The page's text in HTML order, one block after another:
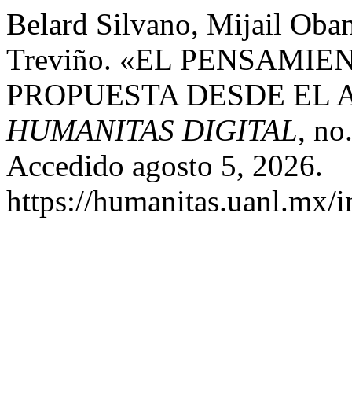
Belard Silvano, Mijail
Treviño. «EL
PROPUESTA DESDE EL
HUMANITAS DIGITAL,
Accedido agosto 5, 2026.
https://